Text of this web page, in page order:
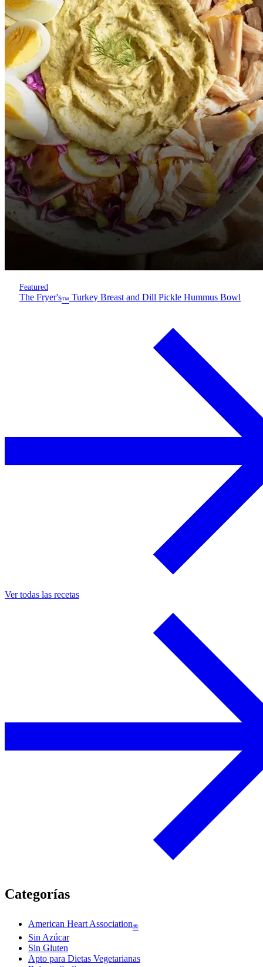
Featured
The Fryer's™ Turkey Breast and Dill Pickle Hummus Bowl
Ver todas las recetas
Categorías
American Heart Association®
Sin Azúcar
Sin Gluten
Apto para Dietas Vegetarianas